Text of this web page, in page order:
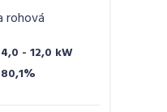
rohová
4,0 - 12,0 kW
80,1%